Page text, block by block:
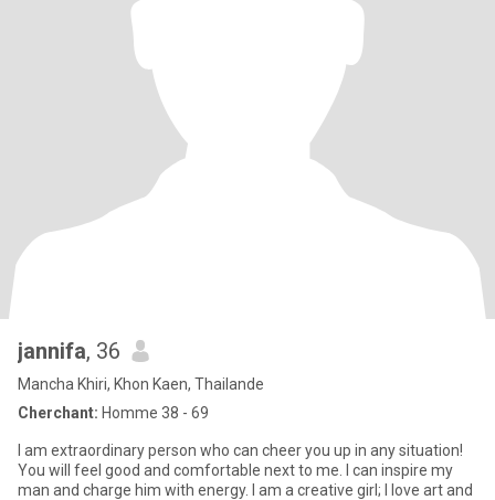
jannifa, 36
Mancha Khiri, Khon Kaen, Thailande
Cherchant: Homme 38 - 69
I am extraordinary person who can cheer you up in any situation!
You will feel good and comfortable next to me. I can inspire my
man and charge him with energy. I am a creative girl; I love art and